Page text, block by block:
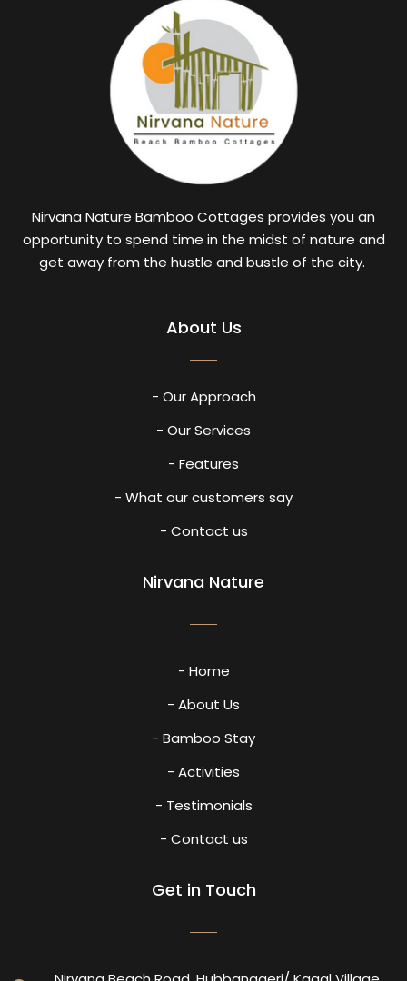
Nirvana Nature Bamboo Cottages provides you an
opportunity to spend time in the midst of nature and
get away from the hustle and bustle of the city.
About Us
- Our Approach
- Our Services
- Features
- What our customers say
- Contact us
Nirvana Nature
- Home
- About Us
- Bamboo Stay
- Activities
- Testimonials
- Contact us
Get in Touch